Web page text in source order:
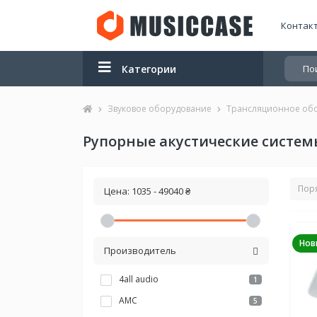
Категории
Звуковое оборудование Трансляционное
Рупорные акустические
Цена: 1035 -49040₴
Производитель
4all audio 1
AMC 5